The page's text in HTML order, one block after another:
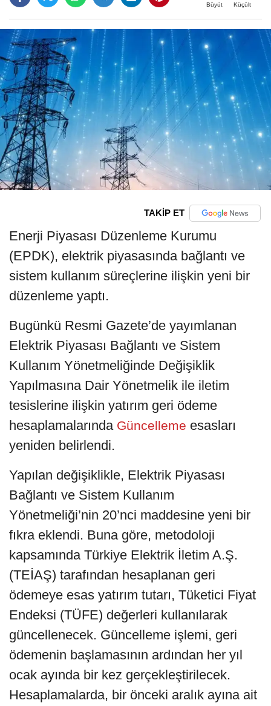
Büyüt Küçült
TAKİP ET
Enerji Piyasası Düzenleme Kurumu
(EPDK), elektrik piyasasında bağlantı ve
sistem kullanım süreçlerine ilişkin yeni bir
düzenleme yaptı.
Bugünkü Resmi Gazete’de yayımlanan
Elektrik Piyasası Bağlantı ve Sistem
Kullanım Yönetmeliğinde Değişiklik
Yapılmasına Dair Yönetmelik ile iletim
tesislerine ilişkin yatırım geri ödeme
hesaplamalarında Güncelleme esasları
yeniden belirlendi.
Yapılan değişiklikle, Elektrik Piyasası
Bağlantı ve Sistem Kullanım
Yönetmeliği’nin 20’nci maddesine yeni bir
fıkra eklendi. Buna göre, metodoloji
kapsamında Türkiye Elektrik İletim A.Ş.
(TEİAŞ) tarafından hesaplanan geri
ödemeye esas yatırım tutarı, Tüketici Fiyat
Endeksi (TÜFE) değerleri kullanılarak
güncellenecek. Güncelleme işlemi, geri
ödemenin başlamasının ardından her yıl
ocak ayında bir kez gerçekleştirilecek.
Hesaplamalarda, bir önceki aralık ayına ait